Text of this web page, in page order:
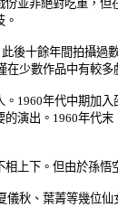
非絕對吃重，但
後十餘年間拍攝
少數作品中有較
1960年代中期加
演出。1960年代
下。但由於孫悟
秋、葉菁等幾位